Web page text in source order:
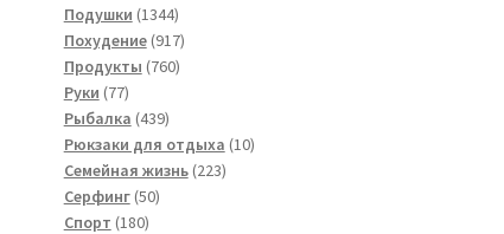
Подушки 13441344
товара
Похудение 917917
товаров
Продукты 760760
Руки 7777
товаров
Рыбалка 439439
товаров
Рюкзаки для отдыха 1010
Семейная жизнь 223223
Серфинг 5050
Спорт 180180